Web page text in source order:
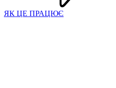
ЯК ЦЕ ПРАЦЮЄ